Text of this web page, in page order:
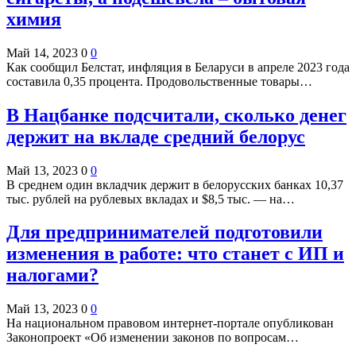
химия
Май 14, 2023 0 0
Как сообщил Белстат, инфляция в Беларуси в апреле 2023 года
составила 0,35 процента. Продовольственные товары…
В Нацбанке подсчитали, сколько денег
держит на вкладе средний белорус
Май 13, 2023 0 0
В среднем один вкладчик держит в белорусских банках 10,37
тыс. рублей на рублевых вкладах и $8,5 тыс. — на…
Для предпринимателей подготовили
изменения в работе: что станет с ИП и
налогами?
Май 13, 2023 0 0
На национальном правовом интернет-портале опубликован
Законопроект «Об изменении законов по вопросам…